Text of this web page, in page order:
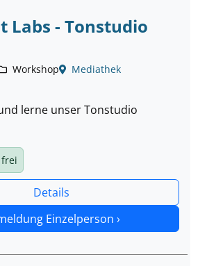
Labs - Tonstudio
Workshop
Mediathek
lerne unser Tonstudio
frei
Details
Einzelperson ›